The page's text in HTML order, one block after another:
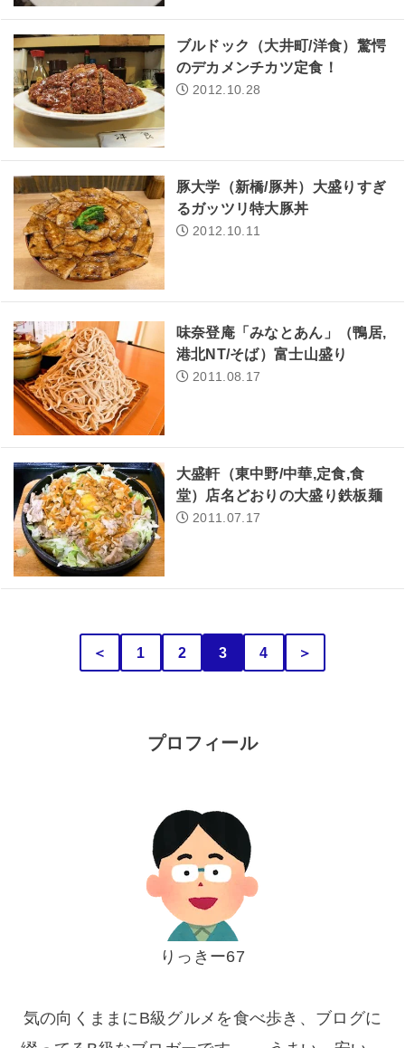
ブルドック（大井町/洋食）驚愕
のデカメンチカツ定食！
2012.10.28
豚大学（新橋/豚丼）大盛りすぎ
るガッツリ特大豚丼
2012.10.11
味奈登庵「みなとあん」（鴨居,
港北NT/そば）富士山盛り
2011.08.17
大盛軒（東中野/中華,定食,食
堂）店名どおりの大盛り鉄板麺
2011.07.17
＜ 1 2 3 4 ＞
プロフィール
りっきー67
気の向くままにB級グルメを食べ歩き、ブログに